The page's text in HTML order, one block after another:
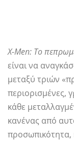
X-Men: Το
είναι να
μεταξύ τριών
περιορισμένες,
κάθε
κανένας από
προσωπικότητα,